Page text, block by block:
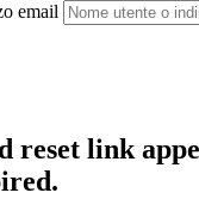
email
reset link